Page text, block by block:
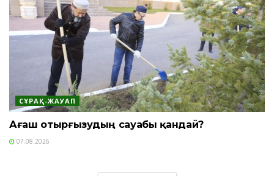
СҰРАҚ-ЖАУАП
Ағаш отырғызудың сауабы қандай?
07.08.2026